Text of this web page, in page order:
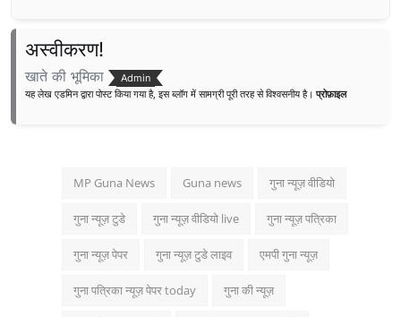
अस्वीकरण!
खाते की भूमिका Admin
यह लेख एडमिन द्वारा पोस्ट किया गया है, इस ब्लॉग में सामग्री पूरी तरह से विश्वसनीय है।प्रोफ़ाइल
MP Guna News Guna news गुना न्यूज़ वीडियो
गुना न्यूज़ टुडे गुना न्यूज़ वीडियो live गुना न्यूज़ पत्रिका
गुना न्यूज़ पेपर गुना न्यूज़ टुडे लाइव एमपी गुना न्यूज़
गुना पत्रिका न्यूज़ पेपर today गुना की न्यूज़